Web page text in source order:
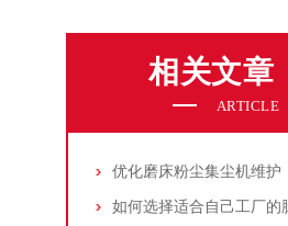
相关文章
ARTICLE